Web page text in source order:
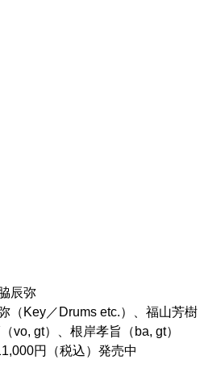
辰弥
（Key／Drums etc.）、福山芳
vo, gt）、根岸孝旨（ba, gt）
円（税込）発売中